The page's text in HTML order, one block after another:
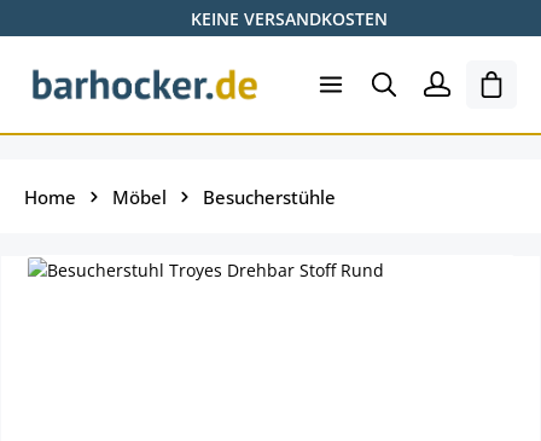
Zum Hauptinhalt springenKEINE VERSANDKOSTEN
Home Möbel Besucherstühle